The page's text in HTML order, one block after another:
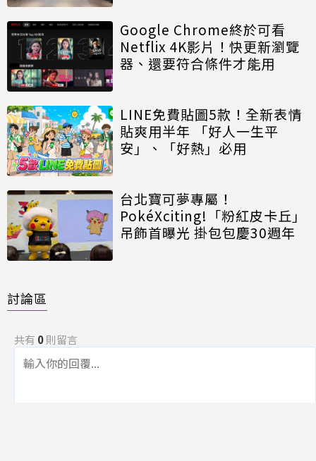
Google Chrome終於可看
Netflix 4K影片！快更新瀏覽
器、還要符合條件才能用
LINE免費貼圖5款！全新表情
貼爽用半年 「好人一生平
安」、「好熱」必用
台北寶可夢專屬！
PokéXciting!「粉紅皮卡丘」
吊飾首曝光 掛包包慶30週年
討論區
共有 0則留言